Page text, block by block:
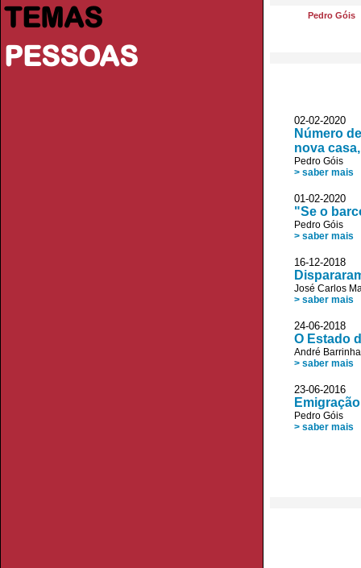
TEMAS
PESSOAS
Pedro Góis
02-02-2020
Número
nova
Pedro Góis
> saber mais
01-02-
"Se o
Pedro Góis
> saber mais
16-12-
José Carlos
> saber mais
24-06-
O Estado
André Barrinha
> saber mais
23-06-2016
Pedro Góis
> saber mais